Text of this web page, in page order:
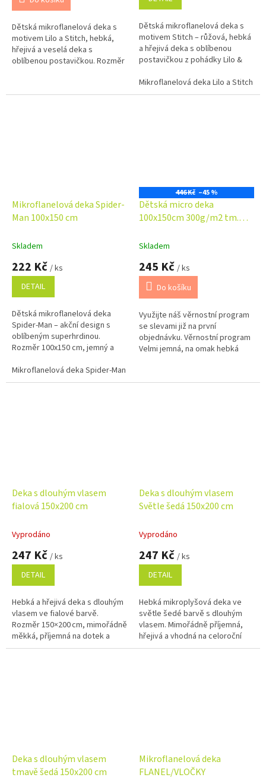
Dětská mikroflanelová deka s
motivem Lilo a Stitch, hebká,
hřejivá a veselá deka s
oblíbenou postavičkou. Rozměr
Dětská mikroflanelová deka s
motivem Stitch – růžová, hebká
a hřejivá deka s oblíbenou
postavičkou z pohádky Lilo &
Mikroflanelová deka Lilo a Stitch
Mikroflanelová deka Spider-
Man 100x150 cm
Skladem
222 Kč / ks
DETAIL
Dětská mikroflanelová deka
Spider-Man – akční design s
oblíbeným superhrdinou.
Rozměr 100x150 cm, jemný a
Mikroflanelová deka Spider-Man 100x150 cm
446 Kč –45 %
Dětská micro deka
100x150cm 300g/m2 tm.
Skladem
245 Kč / ks
Do košíku
Využijte náš věrnostní program
se slevami již na první
objednávku. Věrnostní program
Velmi jemná, na omak hebká
materiálu...
Deka s dlouhým vlasem
fialová 150x200 cm
Vyprodáno
247 Kč / ks
DETAIL
Hebká a hřejivá deka s dlouhým
vlasem ve fialové barvě.
Rozměr 150×200 cm, mimořádně
měkká, příjemná na dotek a
ideální na relaxaci i zahřátí.
Deka s dlouhým vlasem
Světle šedá 150x200 cm
Vyprodáno
247 Kč / ks
DETAIL
Hebká mikroplyšová deka ve
světle šedé barvě s dlouhým
vlasem. Mimořádně příjemná,
hřejivá a vhodná na celoroční
použití. Rozměr 150×200 cm –
Deka s dlouhým vlasem
tmavě šedá 150x200 cm
Mikroflanelová deka
FLANEL/VLOČKY